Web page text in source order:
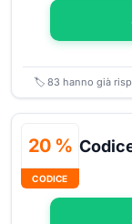
🏷️ 83 hanno già
20 %
CODICE